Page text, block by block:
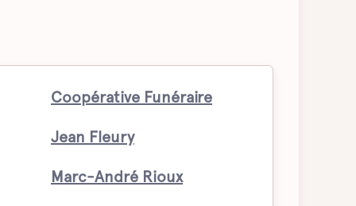
Coopérative Funéraire
Jean Fleury
Marc-André Rioux